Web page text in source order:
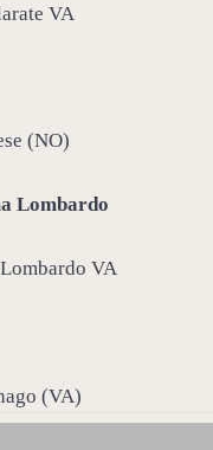
VA
(NO)
Lombardo
VA
(VA)